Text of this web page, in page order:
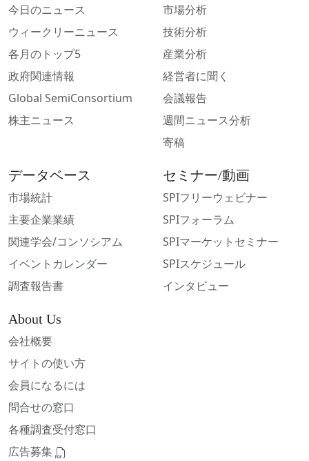
今日のニュース
ウィークリーニュース
各月のトップ5
政府関連情報
Global SemiConsortium
株主ニュース
市場分析
技術分析
産業分析
経営者に聞く
会議報告
週間ニュース分析
寄稿
データベース
市場統計
主要企業業績
関連学会/コンソシアム
イベントカレンダー
調査報告書
セミナー/動画
SPIフリーウェビナー
SPIフォーラム
SPIマーケットセミナー
SPIスケジュール
インタビュー
About Us
会社概要
サイトの使い方
会員になるには
問合せの窓口
各種調査受付窓口
広告募集